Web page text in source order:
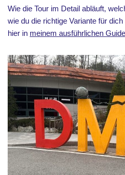
Wie die Tour im Detail abläuft,
wie du die richtige Variante für
hier in meinem ausführlichen